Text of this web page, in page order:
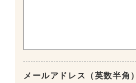
メールアドレス（英数半角）